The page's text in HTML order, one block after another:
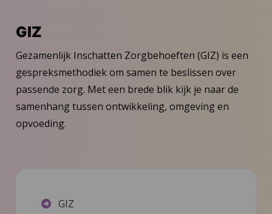
GIZ
Gezamenlijk Inschatten Zorgbehoeften (GIZ) is een
gespreksmethodiek om samen te beslissen over
passende zorg. Met een brede blik kijk je naar de
samenhang tussen ontwikkeling, omgeving en
opvoeding.
GIZ